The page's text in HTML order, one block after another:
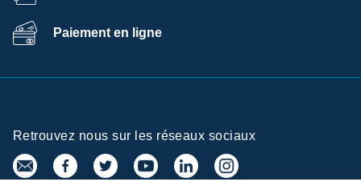
Paiement en ligne
Retrouvez nous sur les réseaux sociaux